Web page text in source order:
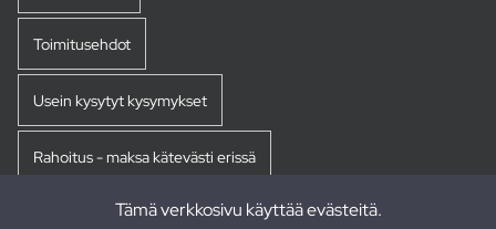
Toimitusehdot
Usein kysytyt kysymykset
Rahoitus - maksa kätevästi erissä
Tämä verkkosivu käyttää evästeitä.